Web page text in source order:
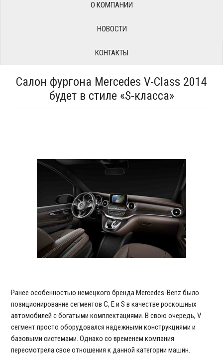
О КОМПАНИИ
НОВОСТИ
КОНТАКТЫ
Салон фургона Mercedes V-Class 2014
будет в стиле «S-класса»
Ранее особенностью немецкого бренда Mercedes-Benz было
позиционирование сегментов C, E и S в качестве роскошных
автомобилей с богатыми комплектациями. В свою очередь, V
сегмент просто оборудовался надежными конструкциями и
базовыми системами. Однако со временем компания
пересмотрела свое отношения к данной категории машин.